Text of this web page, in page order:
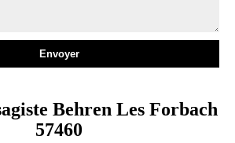
Behren Les Forbach
57460